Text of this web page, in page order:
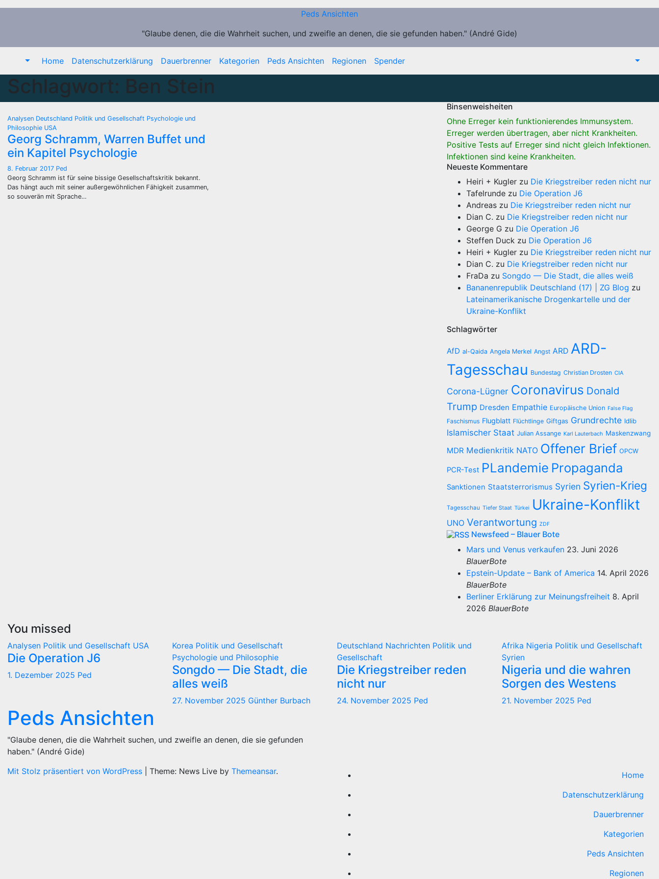
Zum
Peds Ansichten
"Glaube denen, die die Wahrheit suchen, und zweifle an denen, die sie gefunden haben." (André Gide)
Home Datenschutzerklärung Dauerbrenner Kategorien Peds Ansichten Regionen Spender
Schlagwort: Ben Stein
Analysen Deutschland Politik und Gesellschaft Psychologie und
Philosophie USA
Georg Schramm, Warren Buffet und
ein Kapitel Psychologie
8. Februar 2017 Ped
Georg Schramm ist für seine bissige Gesellschaftskritik bekannt.
Das hängt auch mit seiner außergewöhnlichen Fähigkeit zusammen,
so souverän mit Sprache…
Binsenweisheiten
Ohne Erreger kein funktionierendes Immunsystem.
Erreger werden übertragen, aber nicht Krankheiten.
Positive Tests auf Erreger sind nicht gleich Infektionen.
Infektionen sind keine Krankheiten.
Neueste Kommentare
Heiri + Kugler zu Die Kriegstreiber reden nicht nur
Tafelrunde zu Die Operation J6
Andreas zu Die Kriegstreiber reden nicht nur
Dian C. zu Die Kriegstreiber reden nicht nur
George G zu Die Operation J6
Steffen Duck zu Die Operation J6
Heiri + Kugler zu Die Kriegstreiber reden nicht nur
Dian C. zu Die Kriegstreiber reden nicht nur
FraDa zu Songdo — Die Stadt, die alles weiß
Bananenrepublik Deutschland (17) | ZG Blog zu
Lateinamerikanische Drogenkartelle und der
Ukraine-Konflikt
Schlagwörter
AfD al-Qaida Angela Merkel Angst ARD ARD-
Tagesschau Bundestag Christian Drosten CIA
Corona-Lügner Coronavirus Donald
Trump Dresden Empathie Europäische Union False Flag
Faschismus Flugblatt Flüchtlinge Giftgas Grundrechte Idlib
Islamischer Staat Julian Assange Karl Lauterbach Maskenzwang
MDR Medienkritik NATO Offener Brief OPCW
PCR-Test PLandemie Propaganda
Sanktionen Staatsterrorismus Syrien Syrien-Krieg
Tagesschau Tiefer Staat Türkei Ukraine-Konflikt
UNO Verantwortung ZDF
Newsfeed – Blauer Bote
Mars und Venus verkaufen 23. Juni 2026
BlauerBote
Epstein-Update – Bank of America 14. April 2026
BlauerBote
Berliner Erklärung zur Meinungsfreiheit 8. April
2026 BlauerBote
You missed
Analysen Politik und Gesellschaft USA
Die Operation J6
1. Dezember 2025 Ped
Korea Politik und Gesellschaft
Psychologie und Philosophie
Songdo — Die Stadt, die
alles weiß
27. November 2025 Günther Burbach
Deutschland Nachrichten Politik und
Gesellschaft
Die Kriegstreiber reden
nicht nur
24. November 2025 Ped
Afrika Nigeria Politik und Gesellschaft
Syrien
Nigeria und die wahren
Sorgen des Westens
21. November 2025 Ped
Peds Ansichten
"Glaube denen, die die Wahrheit suchen, und zweifle an denen, die sie gefunden
haben." (André Gide)
Mit Stolz präsentiert von WordPress
Theme: News Live by Themeansar.
Home
Datenschutzerklärung
Dauerbrenner
Kategorien
Peds Ansichten
Regionen